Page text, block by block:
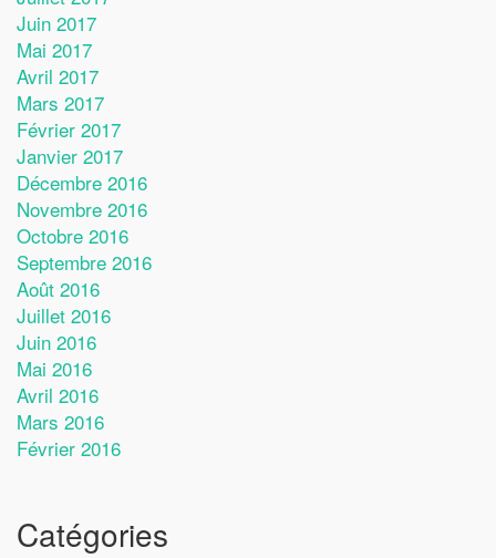
Juin 2017
Mai 2017
Avril 2017
Mars 2017
Février 2017
Janvier 2017
Décembre 2016
Novembre 2016
Octobre 2016
Septembre 2016
Août 2016
Juillet 2016
Juin 2016
Mai 2016
Avril 2016
Mars 2016
Février 2016
Catégories